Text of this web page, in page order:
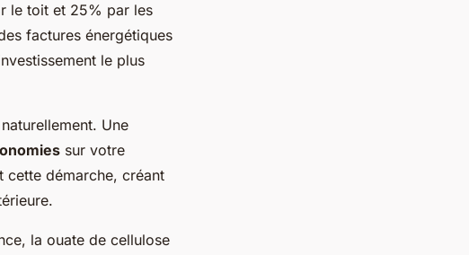
le toit et 25% par les
factures énergétiques
le plus
Une
sur votre
cette démarche, créant
la ouate de cellulose